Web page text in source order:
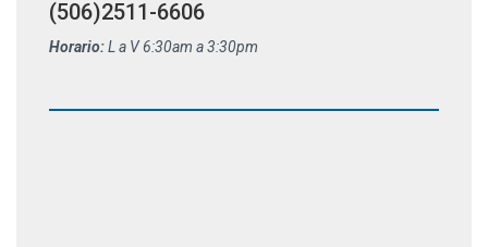
(506)2511-6606
Horario:L a V 6:30am a 3:30pm